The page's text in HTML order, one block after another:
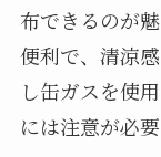
布できるのが
便利で、清涼
し缶ガスを使
には注意が必要